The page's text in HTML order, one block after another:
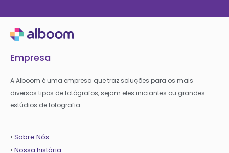
Empresa
A Alboom é uma empresa que traz soluções para os mais
diversos tipos de fotógrafos, sejam eles iniciantes ou grandes
estúdios de fotografia
• Sobre Nós
• Nossa história